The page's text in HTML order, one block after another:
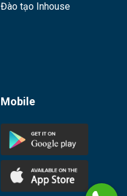
Đào tạo Inhouse
Mobile